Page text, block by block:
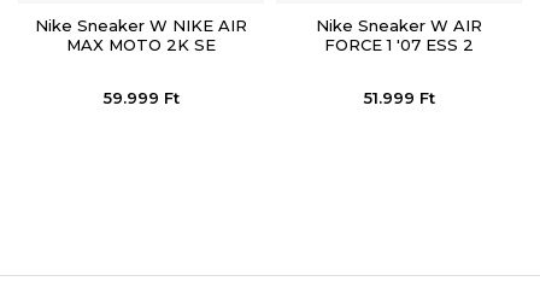
Nike Sneaker W NIKE AIR
MAX MOTO 2K SE
59.999 Ft
Nike Sneaker W AIR
FORCE 1 '07 ESS 2
51.999 Ft